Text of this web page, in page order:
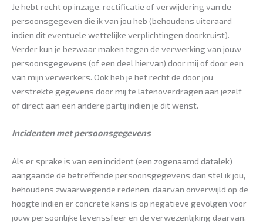
Je hebt recht op inzage, rectificatie of verwijdering van de
persoonsgegeven die ik van jou heb (behoudens uiteraard
indien dit eventuele wettelijke verplichtingen doorkruist).
Verder kun je bezwaar maken tegen de verwerking van jouw
persoonsgegevens (of een deel hiervan) door mij of door een
van mijn verwerkers. Ook heb je het recht de door jou
verstrekte gegevens door mij te latenoverdragen aan jezelf
of direct aan een andere partij indien je dit wenst.
Incidenten met persoonsgegevens
Als er sprake is van een incident (een zogenaamd datalek)
aangaande de betreffende persoonsgegevens dan stel ik jou,
behoudens zwaarwegende redenen, daarvan onverwijld op de
hoogte indien er concrete kans is op negatieve gevolgen voor
jouw persoonlijke levenssfeer en de verwezenlijking daarvan.